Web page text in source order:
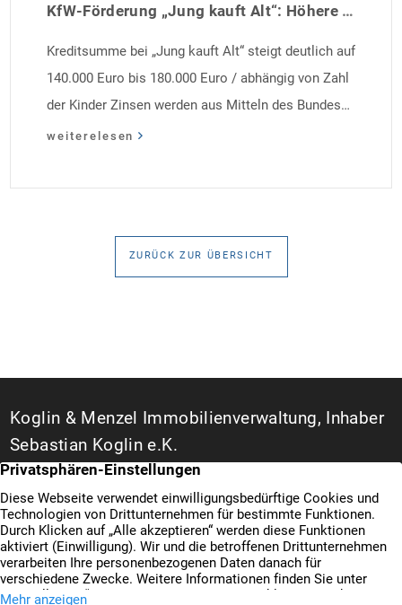
KfW-Förderung „Jung kauft Alt“: Höhere Kredite ab August 2026
Kreditsumme bei „Jung kauft Alt“ steigt deutlich auf
140.000 Euro bis 180.000 Euro / abhängig von Zahl
der Kinder Zinsen werden aus Mitteln des Bundes
verbilligt: Heutiger Zins bei 0,53 Prozent effektiv bei
Antragstellende verpflichten sich zu energetischer
Sanierung in Einzelmaßnahmen […]
weiterelesen
ZURÜCK ZUR ÜBERSICHT
Koglin & Menzel Immobilienverwaltung, Inhaber
Sebastian Koglin e.K.
WEG- und Hausverwalter in Duisburg
Bismarckstraße 142 A
47057 Duisburg
+49 203 3487777